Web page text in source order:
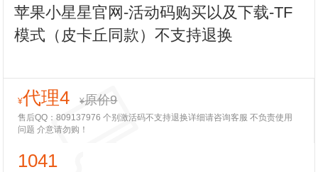
苹果小星星官网-活动码购买以及下载-TF
模式（皮卡丘同款）不支持退换
¥代理4 ¥原价9
售后QQ：809137976 个别激活码不支持退换详细请咨询客服 不负责使用
问题 介意请勿购！
1041